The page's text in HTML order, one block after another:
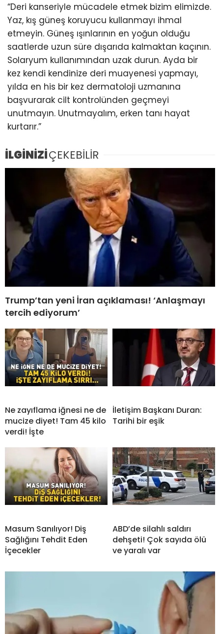
“Deri kanseriyle mücadele etmek bizim elimizde.
Yaz, kış güneş koruyucu kullanmayı ihmal
etmeyin. Güneş ışınlarının en yoğun olduğu
saatlerde uzun süre dışarıda kalmaktan kaçının.
Solaryum kullanımından uzak durun. Ayda bir
kez kendi kendinize deri muayenesi yapmayı,
yılda en his bir kez dermatoloji uzmanına
başvurarak cilt kontrolünden geçmeyi
unutmayın. Unutmayalım, erken tanı hayat
kurtarır.”
İLGİNİZİÇEKEBİLİR
Trump’tan yeni İran açıklaması! ‘Anlaşmayı
tercih ediyorum’
Ne zayıflama iğnesi ne de
mucize diyet! Tam 45 kilo
verdi! İşte
İletişim Başkanı Duran:
Tarihi bir eşik
Masum Sanılıyor! Diş
Sağlığını Tehdit Eden
İçecekler
ABD’de silahlı saldırı
dehşeti! Çok sayıda ölü
ve yaralı var